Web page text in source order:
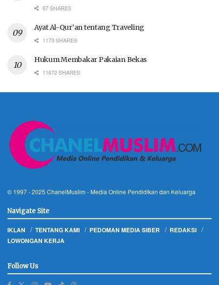
67 SHARES
Ayat Al-Qur’an tentang Traveling
1173 SHARES
Hukum Membakar Pakaian Bekas
11672 SHARES
© 1997 - 2025 ChanelMuslim - Media Online Pendidikan dan Keluarga
Navigate Site
IKLAN TENTANG KAMI PEDOMAN MEDIA SIBER
REDAKSI
LOWONGAN KERJA
Follow Us